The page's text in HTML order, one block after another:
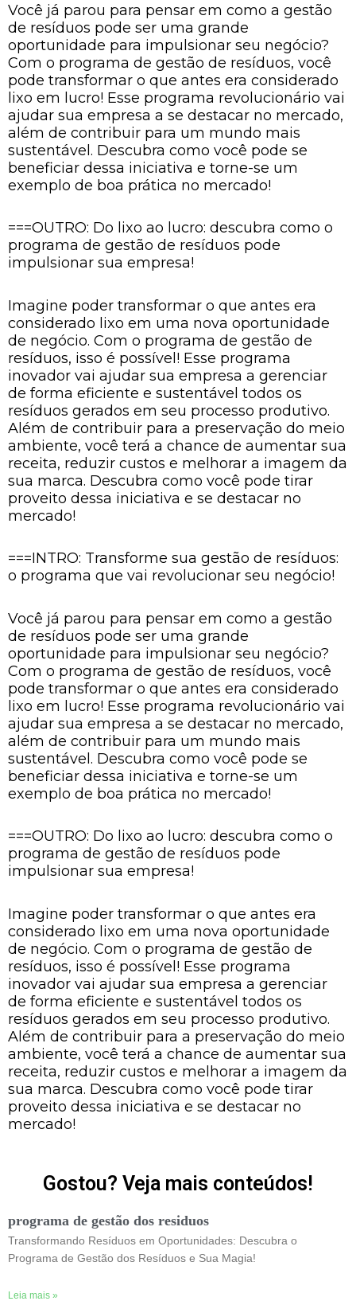
Você já parou para pensar em como a gestão
de resíduos pode ser uma grande
oportunidade para impulsionar seu negócio?
Com o programa de gestão de resíduos, você
pode transformar o que antes era considerado
lixo em lucro! Esse programa revolucionário vai
ajudar sua empresa a se destacar no mercado,
além de contribuir para um mundo mais
sustentável. Descubra como você pode se
beneficiar dessa iniciativa e torne-se um
exemplo de boa prática no mercado!
===OUTRO: Do lixo ao lucro: descubra como o
programa de gestão de resíduos pode
impulsionar sua empresa!
Imagine poder transformar o que antes era
considerado lixo em uma nova oportunidade
de negócio. Com o programa de gestão de
resíduos, isso é possível! Esse programa
inovador vai ajudar sua empresa a gerenciar
de forma eficiente e sustentável todos os
resíduos gerados em seu processo produtivo.
Além de contribuir para a preservação do meio
ambiente, você terá a chance de aumentar sua
receita, reduzir custos e melhorar a imagem da
sua marca. Descubra como você pode tirar
proveito dessa iniciativa e se destacar no
mercado!
===INTRO: Transforme sua gestão de resíduos:
o programa que vai revolucionar seu negócio!
Você já parou para pensar em como a gestão
de resíduos pode ser uma grande
oportunidade para impulsionar seu negócio?
Com o programa de gestão de resíduos, você
pode transformar o que antes era considerado
lixo em lucro! Esse programa revolucionário vai
ajudar sua empresa a se destacar no mercado,
além de contribuir para um mundo mais
sustentável. Descubra como você pode se
beneficiar dessa iniciativa e torne-se um
exemplo de boa prática no mercado!
===OUTRO: Do lixo ao lucro: descubra como o
programa de gestão de resíduos pode
impulsionar sua empresa!
Imagine poder transformar o que antes era
considerado lixo em uma nova oportunidade
de negócio. Com o programa de gestão de
resíduos, isso é possível! Esse programa
inovador vai ajudar sua empresa a gerenciar
de forma eficiente e sustentável todos os
resíduos gerados em seu processo produtivo.
Além de contribuir para a preservação do meio
ambiente, você terá a chance de aumentar sua
receita, reduzir custos e melhorar a imagem da
sua marca. Descubra como você pode tirar
proveito dessa iniciativa e se destacar no
mercado!
Gostou? Veja mais conteúdos!
programa de gestão dos residuos
Transformando Resíduos em Oportunidades: Descubra o
Programa de Gestão dos Resíduos e Sua Magia!
Leia mais »